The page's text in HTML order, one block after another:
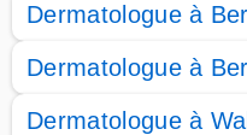
Dermatologue à
Dermatologue à
Dermatologue à